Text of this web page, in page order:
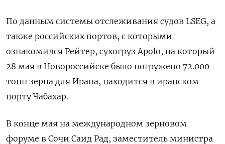
По данным системы отслеживания судов LSEG, а
также российских портов, с которыми
ознакомился Рейтер, сухогруз Apolo, на который
28 мая в Новороссийске было погружено 72.000
тонн зерна для Ирана, находится в иранском
порту Чабахар.
В конце мая на международном зерновом
форуме в Сочи Саид Рад, заместитель министра